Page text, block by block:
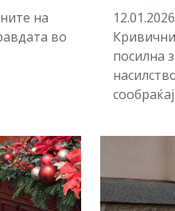
на
во
посилна